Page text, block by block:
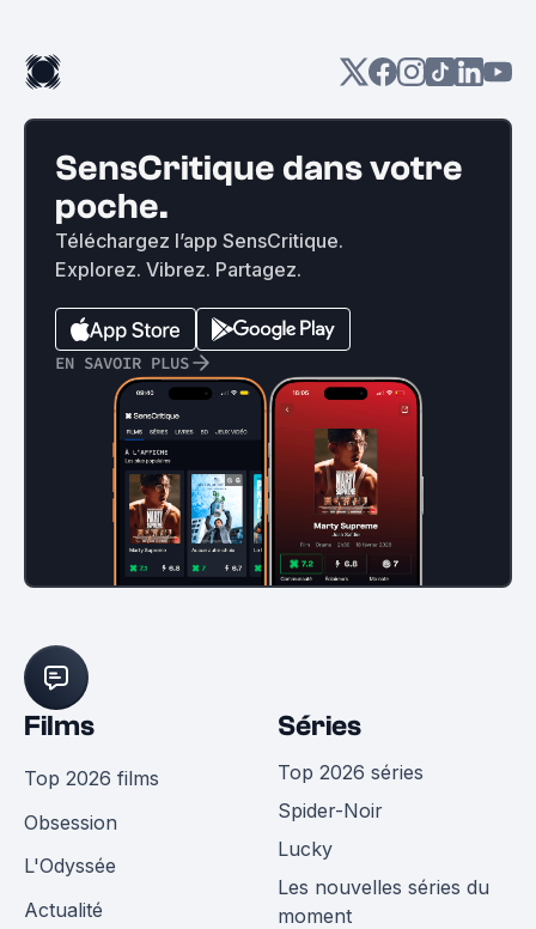
SensCritique dans votre
poche.
Téléchargez l’app SensCritique.
Explorez. Vibrez. Partagez.
EN SAVOIR PLUS
Films
Top 2026 films
Obsession
L'Odyssée
Actualité
Séries
Top 2026 séries
Spider-Noir
Lucky
Les nouvelles séries du
moment